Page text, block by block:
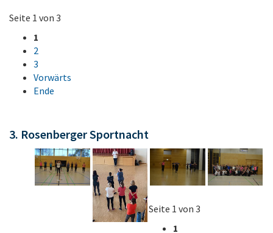
Seite 1 von 3
1
2
3
Vorwärts
Ende
3. Rosenberger Sportnacht
Seite 1 von 3
1